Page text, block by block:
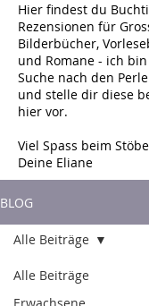
Hier findest du
Rezensionen für
Bilderbücher,
und Romane - ich
Suche nach den
und stelle dir diese
hier vor.
Viel Spass beim
Deine Eliane
BLOG
Alle Beiträge
Alle Beiträge